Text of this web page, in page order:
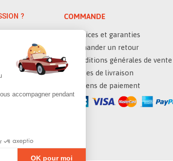
?
nous
000 pièces
anciens
COMMANDE
Services et garanties
Demander un retour
Conditions générales de vente
Modes de livraison
Moyens de paiement
accompagner pendant
OK pour moi